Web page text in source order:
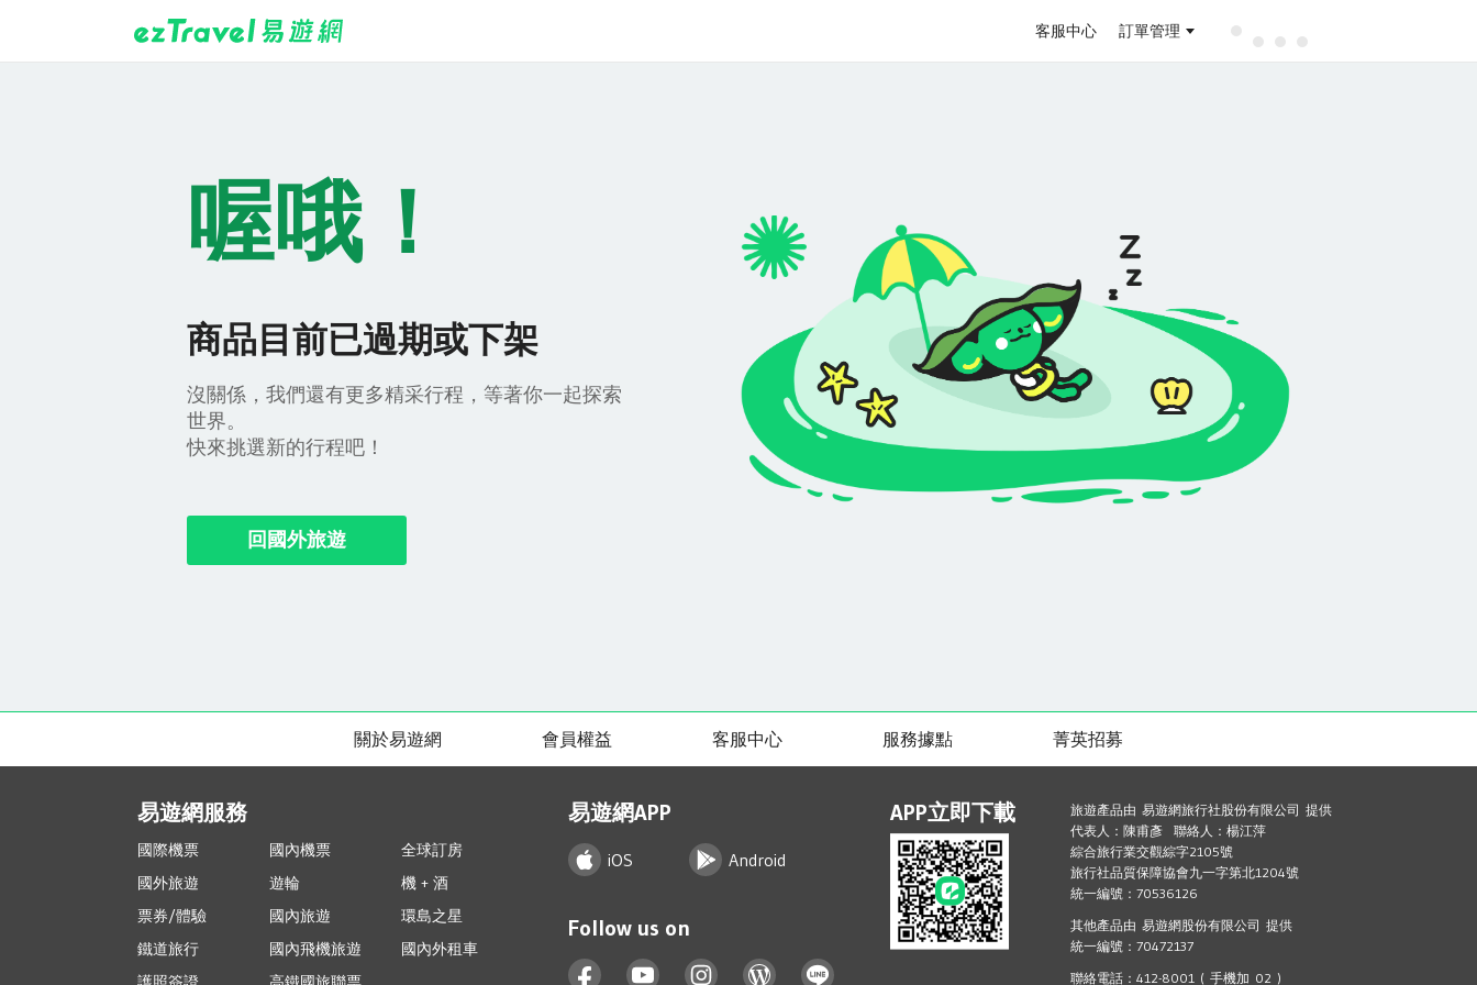
客服中心 訂單管理
喔哦！
商品目前已過期或下架
沒關係，我們還有更多精采行程，等著你一起探索
世界。
快來挑選新的行程吧！
回國外旅遊
關於易遊網 會員權益 客服中心 服務據點 菁英招募
易遊網服務
國際機票 國內機票
全球訂房
國外旅遊
遊輪
機 + 酒
票券/體驗
國內旅遊
環島之星
鐵道旅行
國內飛機旅遊
國內外租車
易遊網APP
iOS Android
Follow us on
APP立即下載
旅遊產品由 易遊網旅行社股份有限公司 提供
代表人：陳甫彥 聯絡人：楊江萍
綜合旅行業交觀綜字2105號
旅行社品質保障協會九一字第北1204號
統一編號：70536126
其他產品由 易遊網股份有限公司 提供
統一編號：70472137
聯絡電話：412-8001 ( 手機加 02 )